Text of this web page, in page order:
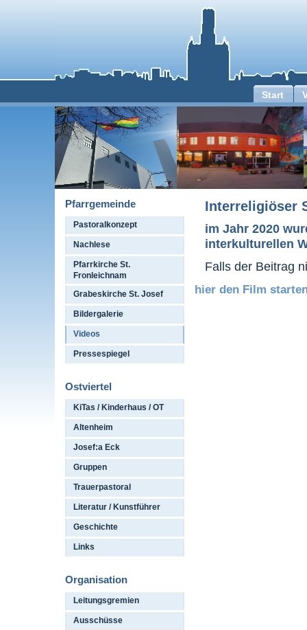
Start
Pfarrgemeinde
Pastoralkonzept
Nachlese
Pfarrkirche St.
Fronleichnam
Grabeskirche St. Josef
Bildergalerie
Videos
Pressespiegel
Ostviertel
KiTas / Kinderhaus / OT
Altenheim
Josef:a Eck
Gruppen
Trauerpastoral
Literatur / Kunstführer
Geschichte
Links
Organisation
Leitungsgremien
Ausschüsse
Interreligiöser
im Jahr 2020
interkulturellen
Falls der Beitrag
hier den Film